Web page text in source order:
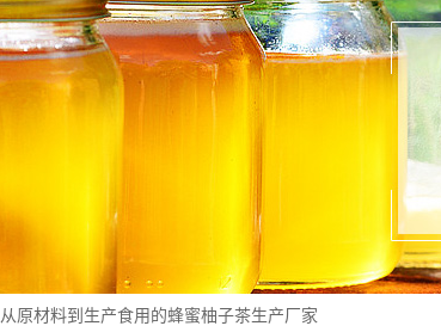
从原材料到生产食用的蜂蜜柚子茶生产厂家